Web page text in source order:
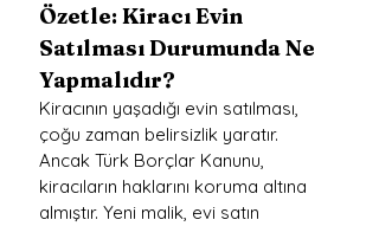
Özetle: Kiracı Evin
Satılması Durumunda Ne
Yapmalıdır?
Kiracının yaşadığı evin satılması,
çoğu zaman belirsizlik yaratır.
Ancak Türk Borçlar Kanunu,
kiracıların haklarını koruma altına
almıştır. Yeni malik, evi satın